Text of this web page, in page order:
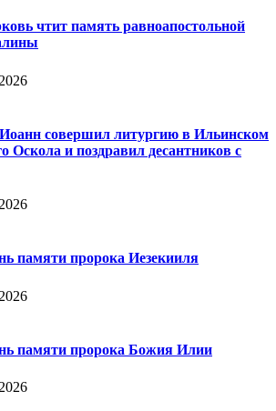
чтит память равноапостольной
совершил литургию в Ильинском
Оскола и поздравил десантников с
памяти пророка Иезекииля
памяти пророка Божия Илии